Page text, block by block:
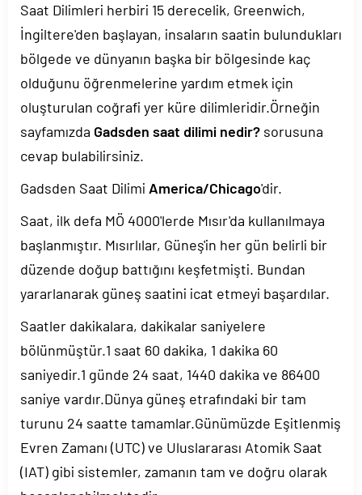
Saat Dilimleri herbiri 15 derecelik, Greenwich,
İngiltere'den başlayan, insaların saatin bulundukları
bölgede ve dünyanın başka bir bölgesinde kaç
olduğunu öğrenmelerine yardım etmek için
oluşturulan coğrafi yer küre dilimleridir.Örneğin
sayfamızda Gadsden saat dilimi nedir? sorusuna
cevap bulabilirsiniz.
Gadsden Saat Dilimi America/Chicago'dir.
Saat, ilk defa MÖ 4000'lerde Mısır'da kullanılmaya
başlanmıştır. Mısırlılar, Güneş'in her gün belirli bir
düzende doğup battığını keşfetmişti. Bundan
yararlanarak güneş saatini icat etmeyi başardılar.
Saatler dakikalara, dakikalar saniyelere
bölünmüştür.1 saat 60 dakika, 1 dakika 60
saniyedir.1 günde 24 saat, 1440 dakika ve 86400
saniye vardır.Dünya güneş etrafındaki bir tam
turunu 24 saatte tamamlar.Günümüzde Eşitlenmiş
Evren Zamanı (UTC) ve Uluslararası Atomik Saat
(IAT) gibi sistemler, zamanın tam ve doğru olarak